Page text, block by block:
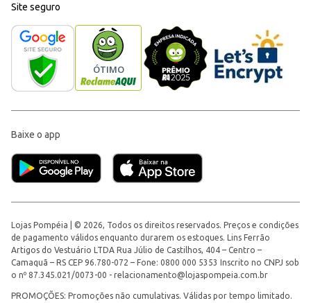
Site seguro
Baixe o app
Lojas Pompéia | © 2026, Todos os direitos reservados. Preços e condições
de pagamento válidos enquanto durarem os estoques. Lins Ferrão
Artigos do Vestuário LTDA Rua Júlio de Castilhos, 404 – Centro –
Camaquã – RS CEP 96.780-072 – Fone: 0800 000 5353 Inscrito no CNPJ sob
o nº 87.345.021/0073-00 - relacionamento@lojaspompeia.com.br
PROMOÇÕES: Promoções não cumulativas. Válidas por tempo limitado.